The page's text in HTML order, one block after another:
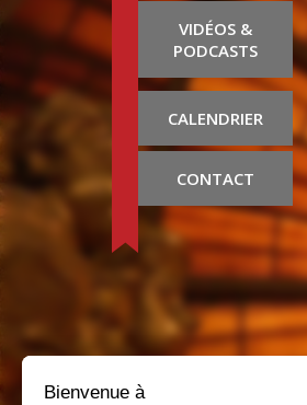
VIDÉOS &
PODCASTS
CALENDRIER
CONTACT